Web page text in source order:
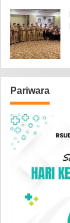
Pariwara